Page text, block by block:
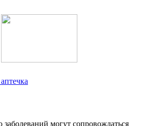
могут сопровождаться